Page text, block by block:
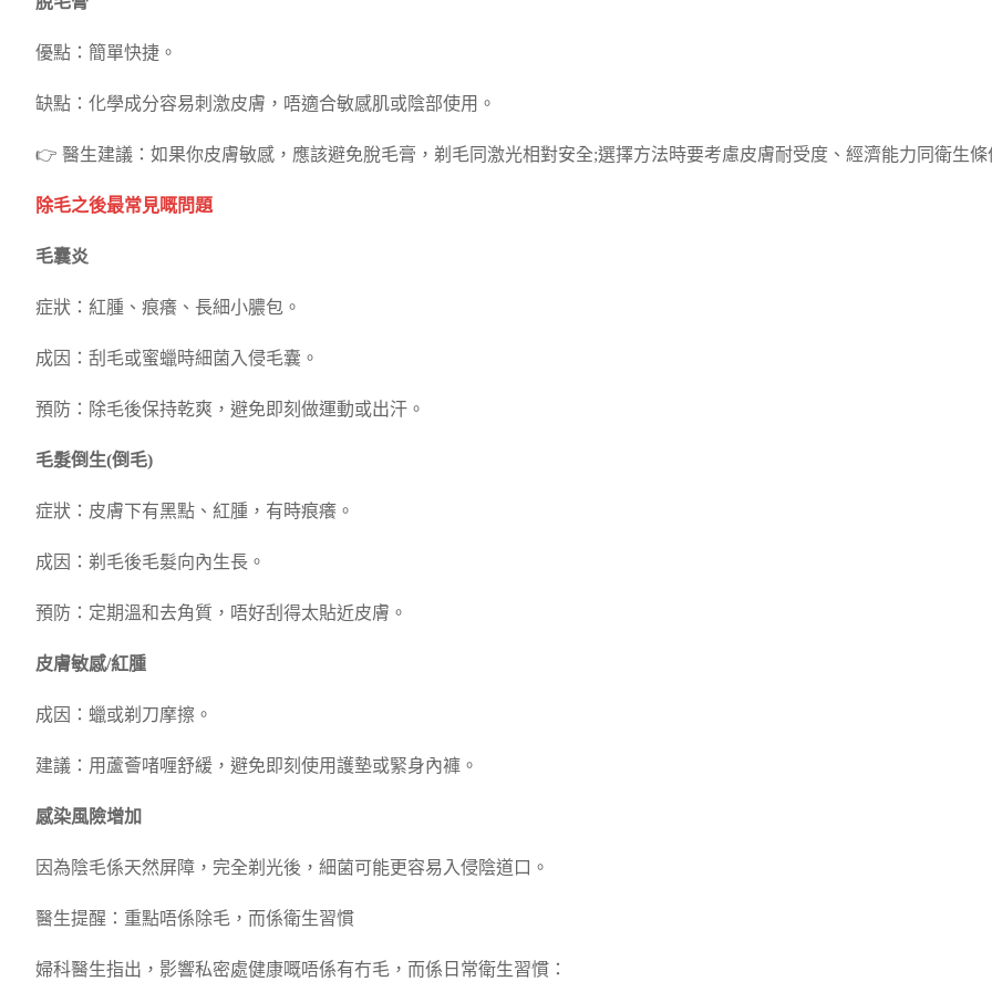
優點：簡單快捷。
缺點：化學成分容易刺激皮膚，唔適合敏感肌或陰部使用。
👉 醫生建議：如果你皮膚敏感，應該避免脫毛膏，剃毛同激光相對安全;選擇方法時要考慮皮膚耐受度、經濟能力同衛生條
除毛之後最常見嘅問題
毛囊炎
症狀：紅腫、痕癢、長細小膿包。
成因：刮毛或蜜蠟時細菌入侵毛囊。
預防：除毛後保持乾爽，避免即刻做運動或出汗。
毛髮倒生(倒毛)
症狀：皮膚下有黑點、紅腫，有時痕癢。
成因：剃毛後毛髮向內生長。
預防：定期溫和去角質，唔好刮得太貼近皮膚。
皮膚敏感/紅腫
成因：蠟或剃刀摩擦。
建議：用蘆薈啫喱舒緩，避免即刻使用護墊或緊身內褲。
感染風險增加
因為陰毛係天然屏障，完全剃光後，細菌可能更容易入侵陰道口。
醫生提醒：重點唔係除毛，而係衛生習慣
婦科醫生指出，影響私密處健康嘅唔係有冇毛，而係日常衛生習慣：